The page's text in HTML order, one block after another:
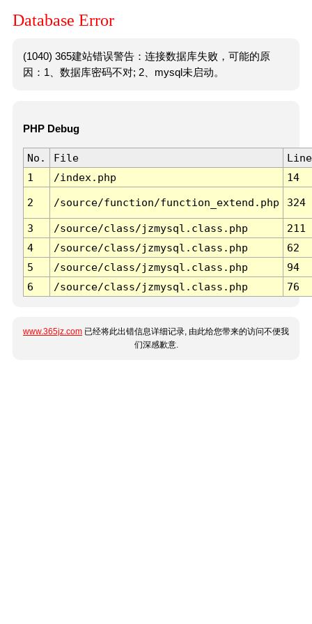
Database Error
(1040) 365建站错误警告：连接数据库失败，可能的原
因：1、数据库密码不对; 2、mysql未启动。
PHP Debug
No. File
Line
1
/index.php 14
2 /source/function/function_extend.php 324
3 /source/class/jzmysql.class.php
211
4
/source/class/jzmysql.class.php
62
5
/source/class/jzmysql.class.php
94
6
/source/class/jzmysql.class.php 76
www.365jz.com 已经将此出错信息详细记录, 由此给您带来的访问不便我
们深感歉意.